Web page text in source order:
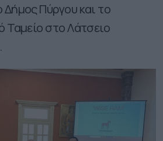
Πύργου και το
Ταμείο στο Λάτσειο